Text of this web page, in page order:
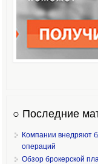
○ Последние
Компании внедряют
операций
Обзор брокерской